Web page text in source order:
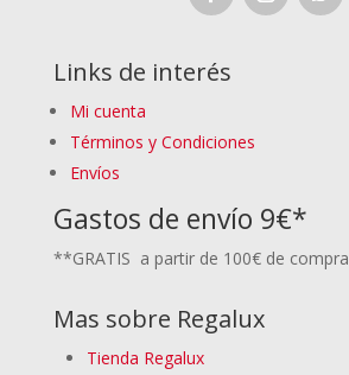
Links de interés
Mi cuenta
Términos y Condiciones
Envíos
Gastos de envío 9€*
**GRATIS a partir de 100€ de compra
Mas sobre Regalux
Tienda Regalux